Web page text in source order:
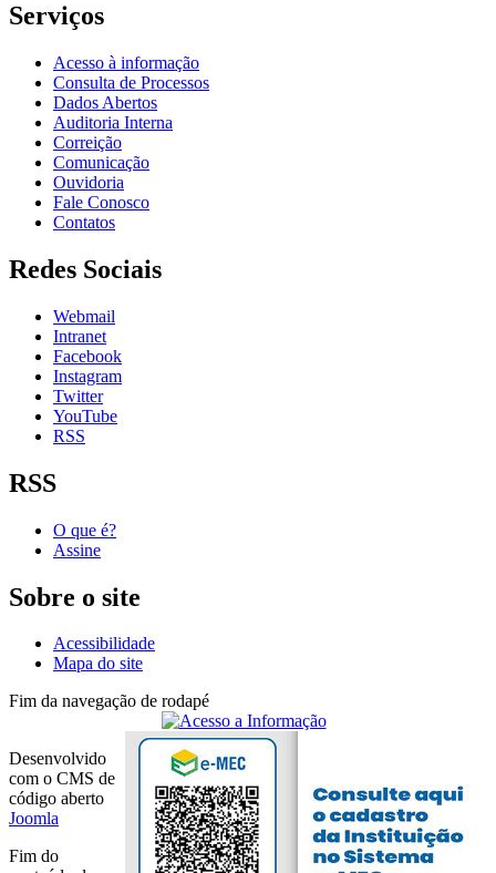
Serviços
Acesso à informação
Consulta de Processos
Dados Abertos
Auditoria Interna
Correição
Comunicação
Ouvidoria
Fale Conosco
Contatos
Redes Sociais
Webmail
Intranet
Facebook
Instagram
Twitter
YouTube
RSS
RSS
O que é?
Assine
Sobre o site
Acessibilidade
Mapa do site
Fim da navegação de rodapé
Desenvolvido
com o CMS de
código aberto
Joomla
Fim do